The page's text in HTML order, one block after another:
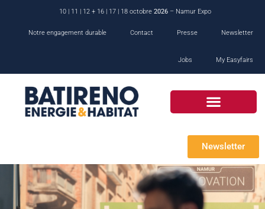
10 | 11 | 12 + 16 | 17 | 18 octobre 2026– Namur Expo
Notre engagement durable Contact Presse Newsletter
Jobs My Easyfairs
Newsletter